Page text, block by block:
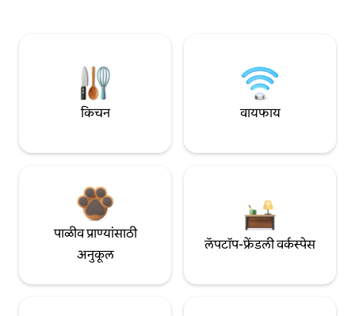
किचन वायफाय
पाळीव प्राण्यांसाठी
अनुकूल
लॅपटॉप-फ्रेंडली वर्कस्पेस